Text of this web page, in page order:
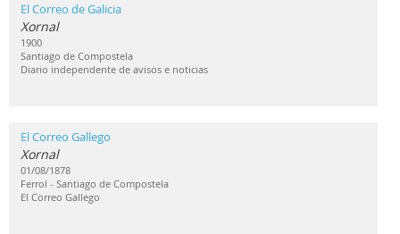
El Correo de Galicia
Xornal
1900
Santiago de Compostela
Diario independente de avisos e noticias
El Correo Gallego
Xornal
01/08/1878
Ferrol - Santiago de Compostela
El Correo Gallego